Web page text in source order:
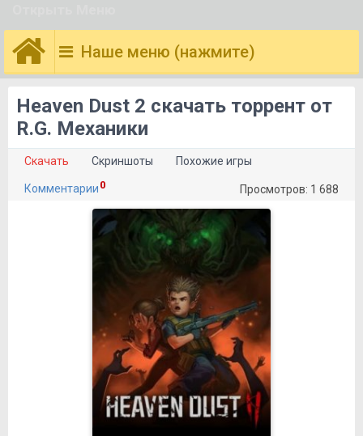
Наше меню (нажмите)
Heaven Dust 2 скачать торрент от
R.G. Механики
Скачать Скриншоты Похожие игры
Комментарии 0 Просмотров: 1 688